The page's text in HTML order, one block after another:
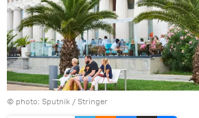
© photo: Sputnik / Stringer